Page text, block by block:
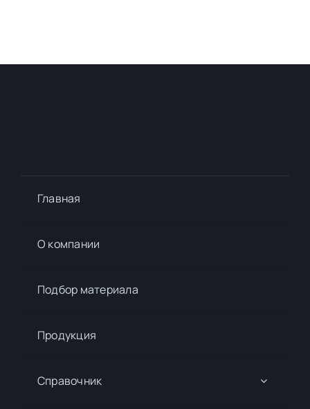
Главная
О компании
Подбор материалa
Продукция
Справочник